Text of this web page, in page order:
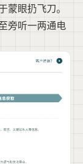
眼扔飞刀。
旁听一两通电